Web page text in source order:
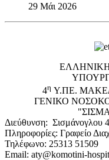
29 Μάι 2026
4η Υ.ΠΕ.
ΓΕΝΙΚΟ
Διεύθυνση:
Πληροφορίες: Γραφείο
Τηλέφωνο: 25313 51509
Email: aty@komotini-